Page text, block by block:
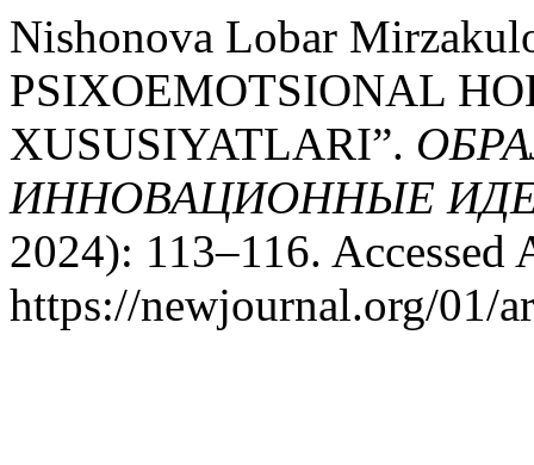
Nishonova Lobar
PSIXOEMOTSIONAL
XUSUSIYATLARI”.
ИННОВАЦИОННЫЕ
2024): 113–116. Accessed
https://newjournal.org/01/